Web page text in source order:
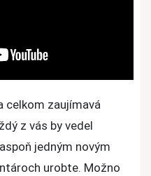
celkom zaujímavá
z vás by vedel
jedným novým
urobte. Možno